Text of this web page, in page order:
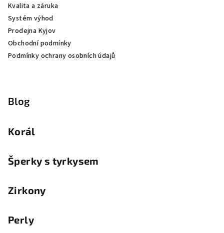
Kvalita a záruka
Systém výhod
Prodejna Kyjov
Obchodní podmínky
Podmínky ochrany osobních údajů
Blog
Korál
Šperky s tyrkysem
Zirkony
Perly